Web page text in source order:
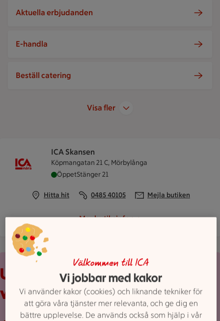
Aktuella erbjudanden
E-handla
Beställ catering
Visa fler
ICA Skansen
Köpmangatan 21 C, Mörbylånga
ICA Skansen är öppen nu, stänger klockan 21
ÖppetStänger 21
Hitta hit 0485 40105 Mejla butiken
Mer butiksinfo
Uppvikt reklamblad från ICA med erbjudanden och
Upptäck
veckans erbjudanden
Välkommen till ICA
Vi jobbar med kakor
Vi använder kakor (cookies) och liknande tekniker för
att göra våra tjänster mer relevanta, och ge dig en
bättre upplevelse. De används också som hjälp i vår